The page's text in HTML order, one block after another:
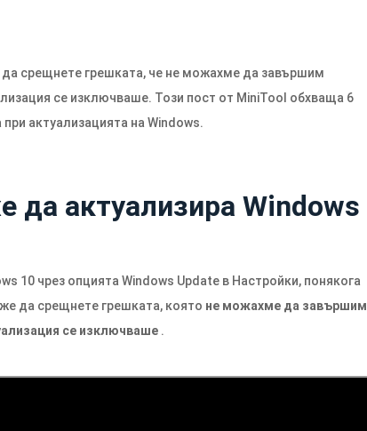
да срещнете грешката, че не можахме да завършим
се изключваше. Този пост от MiniTool обхваща 6
актуализацията на Windows.
актуализира Windows
10 чрез опцията Windows Update в Настройки, понякога
да срещнете грешката, която не можахме да завършим
се изключваше .